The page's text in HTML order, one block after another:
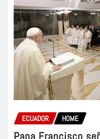
ECUADOR HOME
Papa Francisco